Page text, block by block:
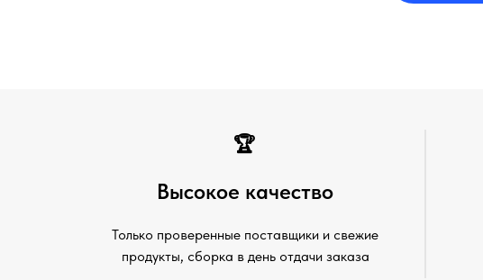
🏆
Высокое качество
Только проверенные поставщики и свежие
продукты, сборка в день отдачи заказа